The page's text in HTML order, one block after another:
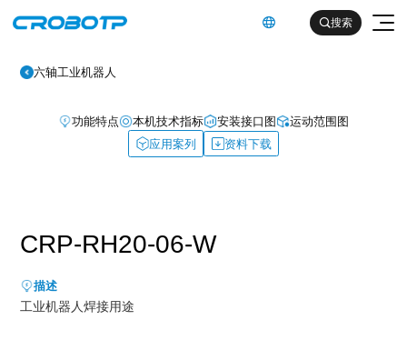
具身智能机器人
金属及机械加工行业（焊割）
金属及机械加工行业（一般工业）
英文 搜索
六轴工业机器人
功能特点 本机技术指标 安装接口图
运动范围图
应用案列
资料下载
CRP-RH20-06-W
描述
工业机器人焊接用途